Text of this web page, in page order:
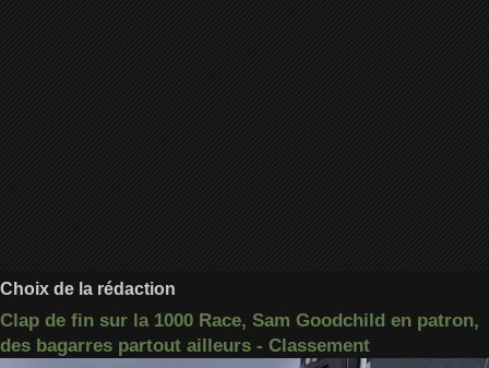
Choix de la rédaction
Clap de fin sur la 1000 Race, Sam Goodchild en patron,
des bagarres partout ailleurs - Classement